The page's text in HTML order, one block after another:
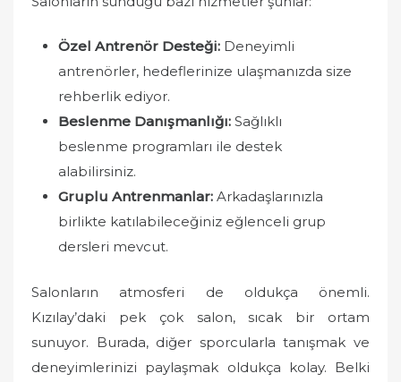
Özel Antrenör Desteği: Deneyimli
antrenörler, hedeflerinize ulaşmanızda size
rehberlik ediyor.
Beslenme Danışmanlığı: Sağlıklı
beslenme programları ile destek
alabilirsiniz.
Gruplu Antrenmanlar: Arkadaşlarınızla
birlikte katılabileceğiniz eğlenceli grup
dersleri mevcut.
Salonların atmosferi de oldukça önemli.
Kızılay’daki pek çok salon, sıcak bir ortam
sunuyor. Burada, diğer sporcularla tanışmak ve
deneyimlerinizi paylaşmak oldukça kolay. Belki